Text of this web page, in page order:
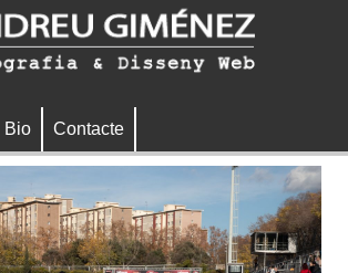
Bio Contacte